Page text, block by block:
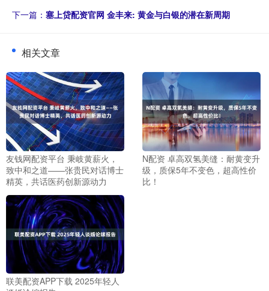
下一篇： 塞上贷配资官网 金丰来: 黄金与白银的潜在新周期
相关文章
友钱网配资平台 秉岐黄薪火，
致中和之道——张贵民对话博士
精英，共话医药创新源动力
N配资 卓高双氢美缝：耐黄变升
级，质保5年不变色，超高性价
比！
联美配资APP下载 2025年轻人